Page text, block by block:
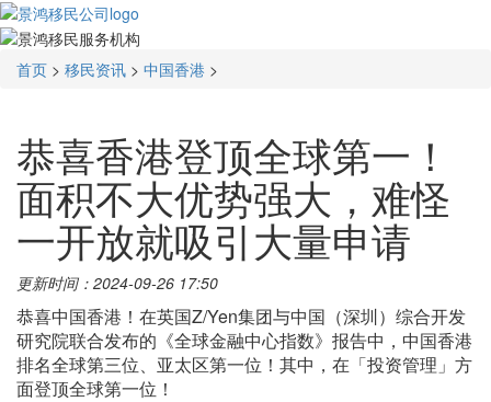
首页 > 移民资讯 > 中国香港 >
恭喜香港登顶全球第一！
面积不大优势强大，难怪
一开放就吸引大量申请
更新时间：2024-09-26 17:50
恭喜中国香港！在英国Z/Yen集团与中国（深圳）综合开发
研究院联合发布的《全球金融中心指数》报告中，中国香港
排名全球第三位、亚太区第一位！其中，在「投资管理」方
面登顶全球第一位！